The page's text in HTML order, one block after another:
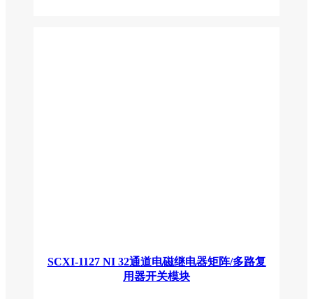
SCXI-1127 NI 32通道电磁继电器矩阵/多路复
用器开关模块